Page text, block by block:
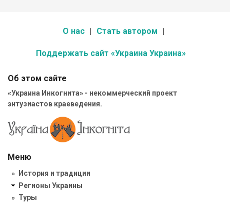
О нас Стать автором
Поддержать сайт «Украина Украина»
Об этом сайте
«Украина Инкогнита» - некоммерческий проект
энтузиастов краеведения.
Меню
История и традиции
Регионы Украины
Туры